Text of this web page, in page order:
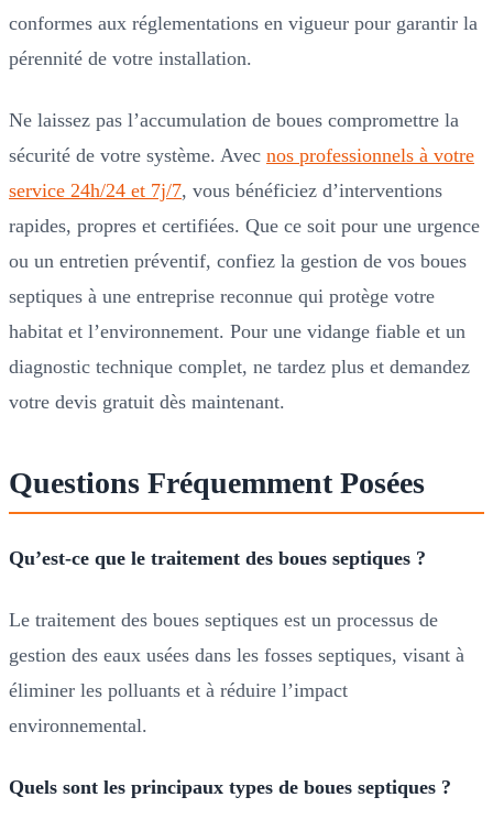
conformes aux réglementations en vigueur pour garantir la
pérennité de votre installation.
Ne laissez pas l’accumulation de boues compromettre la
sécurité de votre système. Avec nos professionnels à votre
service 24h/24 et 7j/7, vous bénéficiez d’interventions
rapides, propres et certifiées. Que ce soit pour une urgence
ou un entretien préventif, confiez la gestion de vos boues
septiques à une entreprise reconnue qui protège votre
habitat et l’environnement. Pour une vidange fiable et un
diagnostic technique complet, ne tardez plus et demandez
votre devis gratuit dès maintenant.
Questions Fréquemment Posées
Qu’est-ce que le traitement des boues septiques ?
Le traitement des boues septiques est un processus de
gestion des eaux usées dans les fosses septiques, visant à
éliminer les polluants et à réduire l’impact
environnemental.
Quels sont les principaux types de boues septiques ?